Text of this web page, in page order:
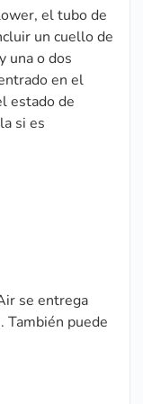
el tubo de
un cuello de
una o dos
en el
estado de
si es
se entrega
También puede